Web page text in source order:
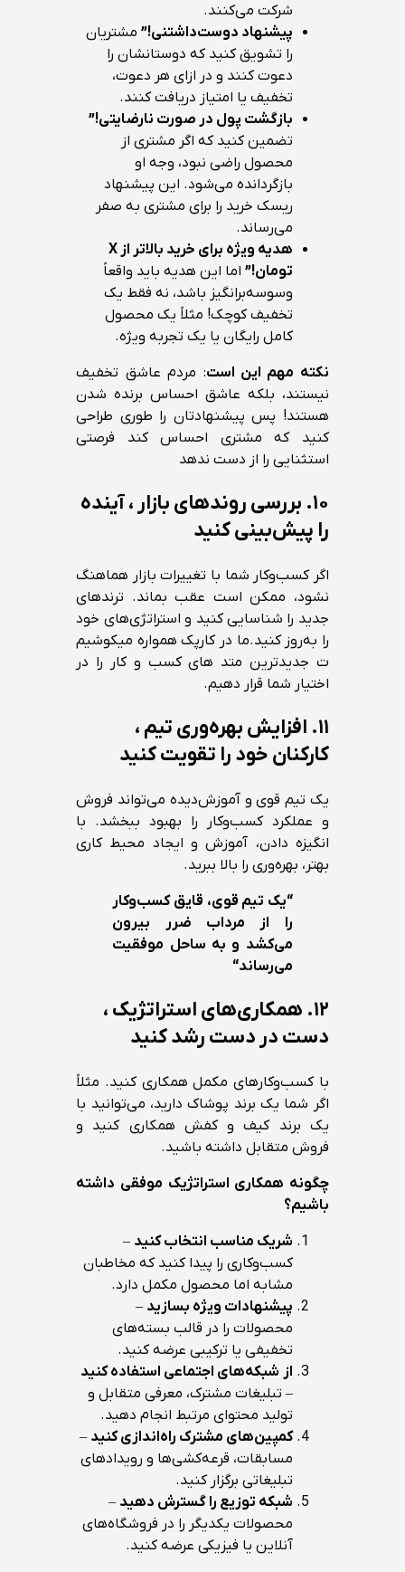
شرکت می‌کنند.
پیشنهاد دوست‌داشتنی!” مشتریان
را تشویق کنید که دوستانشان را
دعوت کنند و در ازای هر دعوت،
تخفیف یا امتیاز دریافت کنند.
بازگشت پول در صورت نارضایتی!”
تضمین کنید که اگر مشتری از
محصول راضی نبود، وجه او
بازگردانده می‌شود. این پیشنهاد
ریسک خرید را برای مشتری به صفر
می‌رساند.
هدیه ویژه برای خرید بالاتر ازX
تومان!” اما این هدیه باید واقعاً
وسوسه‌برانگیز باشد، نه فقط یک
تخفیف کوچک! مثلاً یک محصول
کامل رایگان یا یک تجربه ویژه.
نکته مهم این است: مردم عاشق تخفیف
نیستند، بلکه عاشق احساس برنده شدن
هستند! پس پیشنهادتان را طوری طراحی
کنید که مشتری احساس کند فرصتی
استثنایی را از دست ندهد
۱۰. بررسی روندهای بازار ، آینده
را پیش‌بینی کنید
اگر کسب‌وکار شما با تغییرات بازار هماهنگ
نشود، ممکن است عقب بماند. ترندهای
جدید را شناسایی کنید و استراتژی‌های خود
را به‌روز کنید.ما در کارپک همواره میکوشیم
ت جدیدترین متد های کسب و کار را در
اختیار شما قرار دهیم.
۱۱. افزایش بهره‌وری تیم ،
کارکنان خود را تقویت کنید
یک تیم قوی و آموزش‌دیده می‌تواند فروش
و عملکرد کسب‌وکار را بهبود ببخشد. با
انگیزه دادن، آموزش و ایجاد محیط کاری
بهتر، بهره‌وری را بالا ببرید.
“یک تیم قوی، قایق کسب‌وکار
را از مرداب ضرر بیرون
می‌کشد و به ساحل موفقیت
می‌رساند“
۱۲. همکاری‌های استراتژیک ،
دست در دست رشد کنید
با کسب‌وکارهای مکمل همکاری کنید. مثلاً
اگر شما یک برند پوشاک دارید، می‌توانید با
یک برند کیف و کفش همکاری کنید و
فروش متقابل داشته باشید.
چگونه همکاری استراتژیک موفقی داشته
باشیم؟
شریک مناسب انتخاب کنید –
کسب‌وکاری را پیدا کنید که مخاطبان
مشابه اما محصول مکمل دارد.
پیشنهادات ویژه بسازید –
محصولات را در قالب بسته‌های
تخفیفی یا ترکیبی عرضه کنید.
از شبکه‌های اجتماعی استفاده کنید
– تبلیغات مشترک، معرفی متقابل و
تولید محتوای مرتبط انجام دهید.
کمپین‌های مشترک راه‌اندازی کنید –
مسابقات، قرعه‌کشی‌ها و رویدادهای
تبلیغاتی برگزار کنید.
شبکه توزیع را گسترش دهید –
محصولات یکدیگر را در فروشگاه‌های
آنلاین یا فیزیکی عرضه کنید.